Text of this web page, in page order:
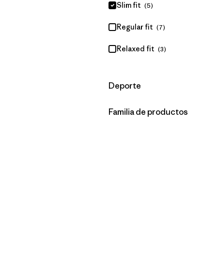
Slim fit (5)
Regular fit (7)
Relaxed fit (3)
Filtrar por
Deporte
Filtrar por
Familia de productos